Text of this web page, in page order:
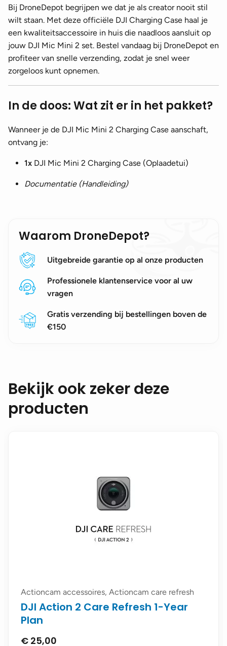
Bij DroneDepot begrijpen we dat je als creator nooit stil
wilt staan. Met deze officiële DJI Charging Case haal je
een kwaliteitsaccessoire in huis die naadloos aansluit op
jouw DJI Mic Mini 2 set. Bestel vandaag bij DroneDepot en
profiteer van snelle verzending, zodat je snel weer
zorgeloos kunt opnemen.
In de doos: Wat zit er in het pakket?
Wanneer je de DJI Mic Mini 2 Charging Case aanschaft,
ontvang je:
1x DJI Mic Mini 2 Charging Case (Oplaadetui)
Documentatie (Handleiding)
Waarom DroneDepot?
Uitgebreide garantie op al onze producten
Professionele klantenservice voor al uw
vragen
Gratis verzending bij bestellingen boven de
€150
Bekijk ook zeker deze
producten
care refresh
1-Year
Actioncam accessoires, Actioncam
DJI Pocket 2 Care